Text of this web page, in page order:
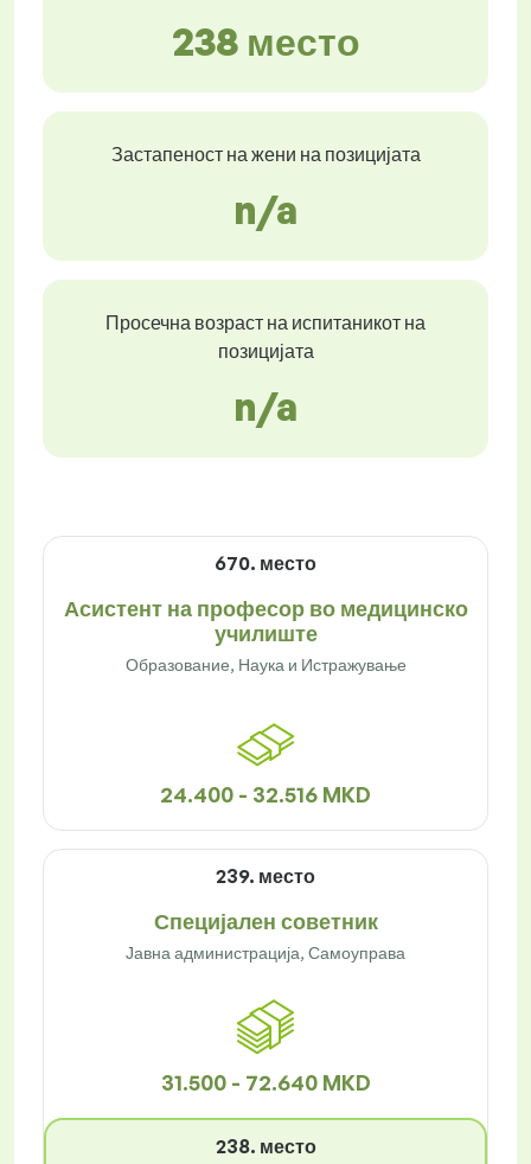
238 место
Застапеност на жени на позицијата
n/a
Просечна возраст на испитаникот на
позицијата
n/a
670. место
Асистент на професор во медицинско
училиште
Образование, Наука и Истражување
24.400 - 32.516 MKD
239. место
Специјален советник
Јавна администрација, Самоуправа
31.500 - 72.640 MKD
238. место